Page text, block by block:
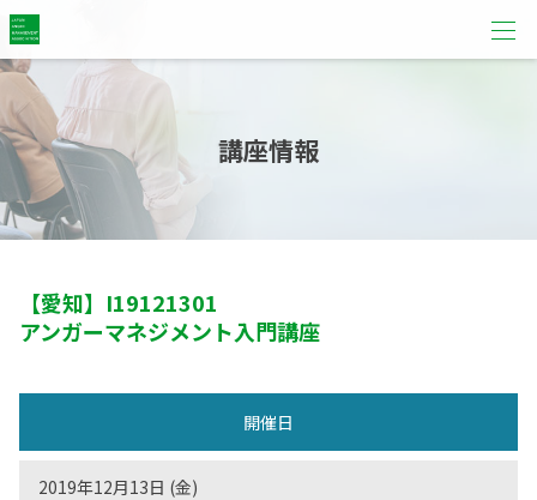
講座情報
【愛知】 I19121301
アンガーマネジメント入門講座
開催日
2019年12月13日 (金)